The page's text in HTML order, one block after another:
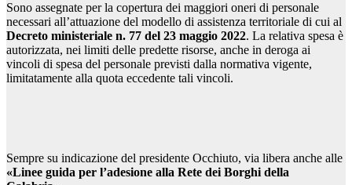
Sono assegnate per la copertura dei maggiori oneri di personale
necessari all’attuazione del modello di assistenza territoriale di cui al
Decreto ministeriale n. 77 del 23 maggio 2022. La relativa spesa è
autorizzata, nei limiti delle predette risorse, anche in deroga ai
vincoli di spesa del personale previsti dalla normativa vigente,
limitatamente alla quota eccedente tali vincoli.
Sempre su indicazione del presidente Occhiuto, via libera anche alle
«Linee guida per l’adesione alla Rete dei Borghi della